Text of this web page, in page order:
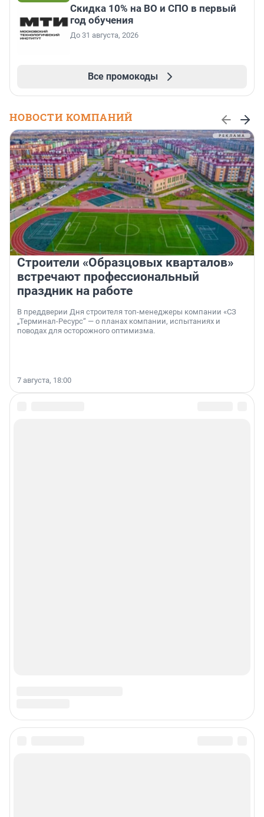
Скидка 10% на ВО и СПО в первый
год обучения
До 31 августа, 2026
Все промокоды
НОВОСТИ КОМПАНИЙ
Строители «Образцовых кварталов»
встречают профессиональный
праздник на работе
В преддверии Дня строителя топ-менеджеры компании «СЗ
„Терминал-Ресурс“ — о планах компании, испытаниях и
поводах для осторожного оптимизма.
7 августа, 18:00